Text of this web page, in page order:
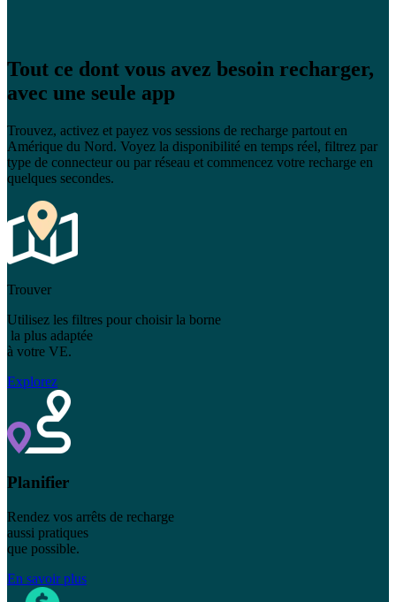
Tout ce dont vous avez besoin recharger,
avec une seule app
Trouvez, activez et payez vos sessions de recharge partout en
Amérique du Nord. Voyez la disponibilité en temps réel, filtrez par
type de connecteur ou par réseau et commencez votre recharge en
quelques secondes.
Trouver
Utilisez les filtres pour choisir la borne
la plus adaptée
à votre VE.
Explorez
Planifier
Rendez vos arrêts de recharge
aussi pratiques
que possible.
En savoir plus